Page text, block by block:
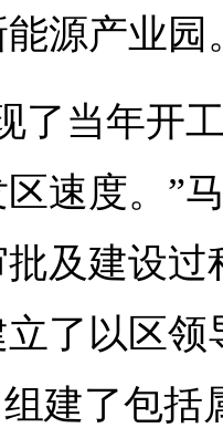
源产业园
了当年开
速度。”
及建设
了以区领
组建了包